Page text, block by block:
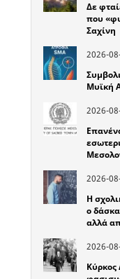
Δε
που
Σαχίνη
2026-
Μυϊκή
2026-
2026-
Η
ο
αλλά
2026-
Κύρκος